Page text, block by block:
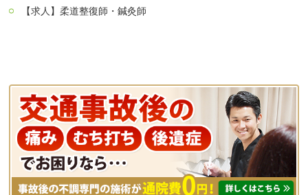
【求人】柔道整復師・鍼灸師